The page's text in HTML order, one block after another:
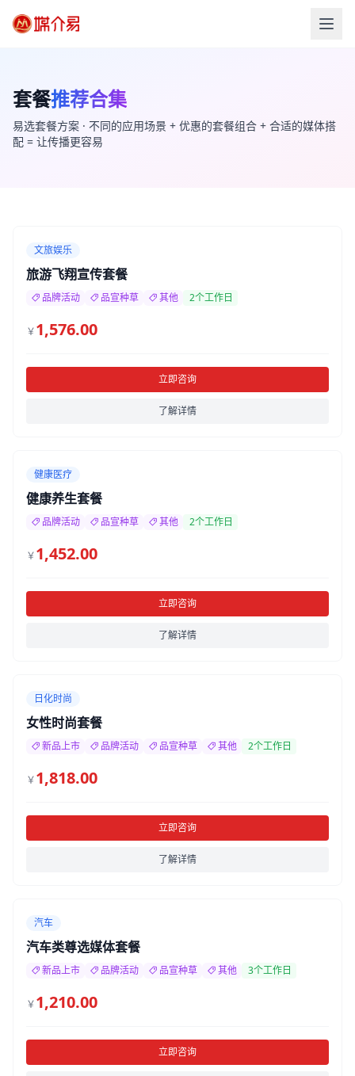
套餐推荐合集
易选套餐方案 · 不同的应用场景 + 优惠的套餐组合 + 合适的媒体搭
配 = 让传播更容易
文旅娱乐
旅游飞翔宣传套餐
品牌活动 品宣种草 其他 2个工作日
￥1,576.00
立即咨询
了解详情
健康医疗
健康养生套餐
品牌活动 品宣种草 其他 2个工作日
￥1,452.00
立即咨询
了解详情
日化时尚
女性时尚套餐
新品上市 品牌活动 品宣种草 其他 2个工作日
￥1,818.00
立即咨询
了解详情
汽车
汽车类尊选媒体套餐
新品上市 品牌活动 品宣种草 其他 3个工作日
￥1,210.00
立即咨询